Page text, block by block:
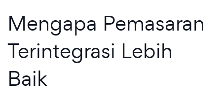
Mengapa Pemasaran
Terintegrasi Lebih
Baik